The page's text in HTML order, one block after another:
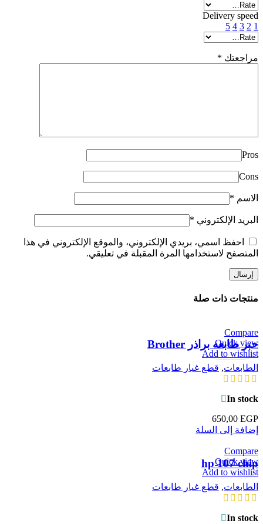
Delivery speed
1
2
3
4
5
مراجعتك *
Pros
Cons
الاسم *
البريد الإلكتروني *
احفظ اسمي، بريدي الإلكتروني، والموقع الإلكتروني في هذا
المتصفح لاستخدامها المرة المقبلة في تعليقي.
منتجات ذات صلة
Compare
Quick view
Add to wishlist
حبر طابعه براذر Brother
الطابعات, قطع غيار طابعات
In stock
650,00 EGP
إضافة إلى السلة
Compare
Quick view
Add to wishlist
hp 107 chip
الطابعات, قطع غيار طابعات
In stock